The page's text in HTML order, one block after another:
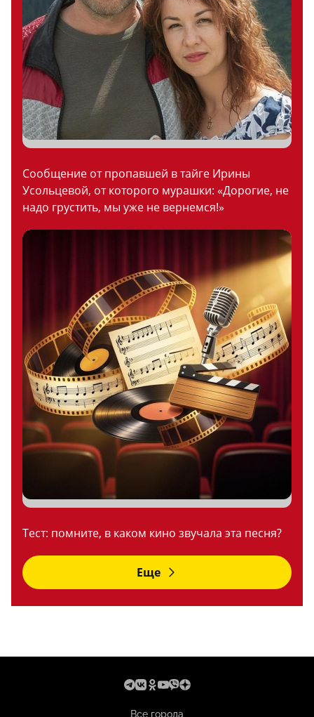
Сообщение от пропавшей в тайге Ирины
Усольцевой, от которого мурашки: «Дорогие, не
надо грустить, мы уже не вернемся!»
Тест: помните, в каком кино звучала эта песня?
Еще
Все города